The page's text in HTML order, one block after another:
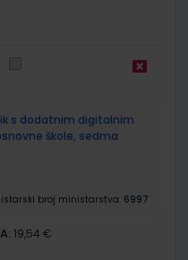
s dodatnim digitalnim
škole, sedma
broj ministarstva: 6997
19,54 €